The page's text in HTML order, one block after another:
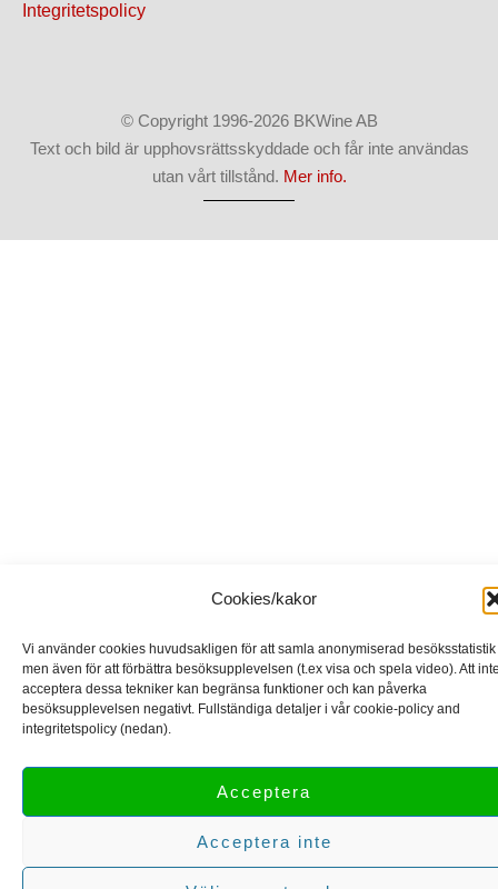
Cookies/kakor
Vi använder cookies huvudsakligen för att samla anonymiserad besöksstatistik
men även för att förbättra besöksupplevelsen (t.ex visa och spela video). Att
acceptera dessa tekniker kan begränsa funktioner och kan påverka
besöksupplevelsen negativt. Fullständiga detaljer i vår cookie-policy and
integritetspolicy (nedan).
Acceptera
Acceptera inte
Integritetspolicy
© Copyright 1996-2026 BKWine AB
Text och bild är upphovsrättsskyddade och får inte användas
utan vårt tillstånd. Mer info.